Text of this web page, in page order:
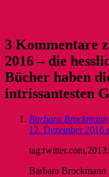
3 Kommentare
2016 – die
Bücher haben
intrissantesten
Barbara Brockmann
12. Dezember 2016
Barbara Brockmann